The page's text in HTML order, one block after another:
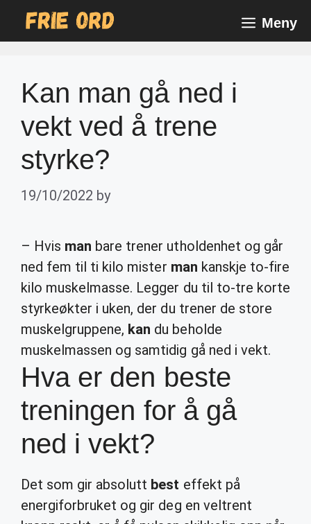
Meny
Kan man gå ned i
vekt ved å trene
styrke?
19/10/2022 by
– Hvis man bare trener utholdenhet og går
ned fem til ti kilo mister man kanskje to-fire
kilo muskelmasse. Legger du til to-tre korte
styrkeøkter i uken, der du trener de store
muskelgruppene, kan du beholde
muskelmassen og samtidig gå ned i vekt.
Hva er den beste
treningen for å gå
ned i vekt?
Det som gir absolutt best effekt på
energiforbruket og gir deg en veltrent